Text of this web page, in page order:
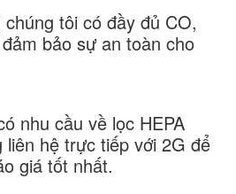
tôi có đầy đủ CO,
bảo sự an toàn cho
nhu cầu về lọc HEPA
liên hệ trực tiếp với 2G để
giá tốt nhất.